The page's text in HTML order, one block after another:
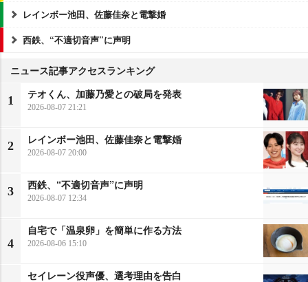
レインボー池田、佐藤佳奈と電撃婚
西鉄、“不適切音声”に声明
ニュース記事アクセスランキング
1
テオくん、加藤乃愛との破局を発表
2026-08-07 21:21
2
レインボー池田、佐藤佳奈と電撃婚
2026-08-07 20:00
3
西鉄、“不適切音声”に声明
2026-08-07 12:34
4
自宅で「温泉卵」を簡単に作る方法
2026-08-06 15:10
セイレーン役声優、選考理由を告白